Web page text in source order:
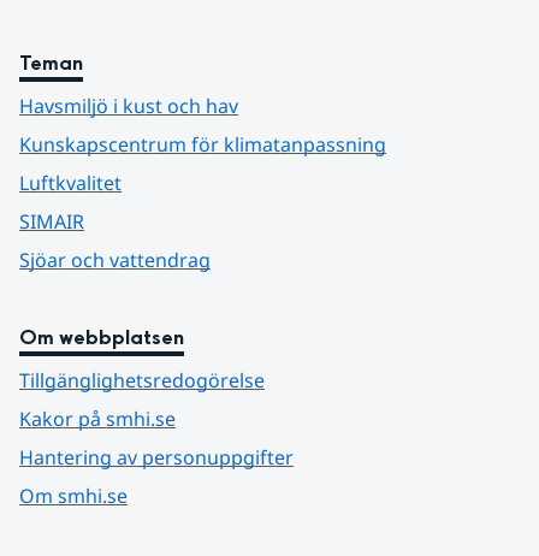
Teman
Havsmiljö i kust och hav
Kunskapscentrum för klimatanpassning
Luftkvalitet
SIMAIR
Sjöar och vattendrag
Om webbplatsen
Tillgänglighetsredogörelse
Kakor på smhi.se
Hantering av personuppgifter
Om smhi.se